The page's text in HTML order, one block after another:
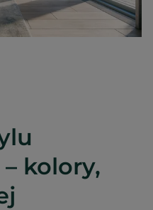
kolory,